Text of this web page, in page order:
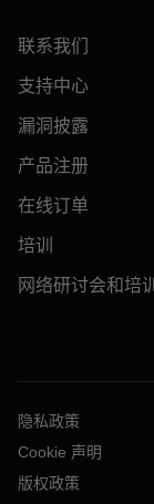
联系我们
支持中心
漏洞披露
产品注册
在线订单
培训
网络研讨会和培
隐私政策
Cookie 声明
版权政策